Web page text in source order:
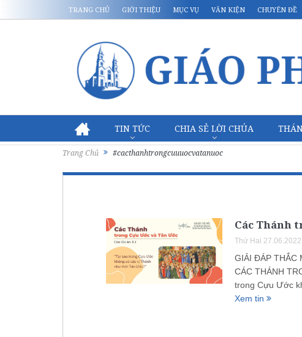
TRANG CHỦ GIỚI THIỆU MỤC VỤ VĂN KIỆN CHUYÊN ĐỀ
TIN TỨC CHIA SẺ LỜI CHÚA
Trang Chủ #cacthanhtrongcuuuocvatanuoc
Các Thánh
Thứ Hai 27.06.2022
GIẢI ĐÁP THẮC
CÁC THÁNH
trong Cựu Ước
Xem tin